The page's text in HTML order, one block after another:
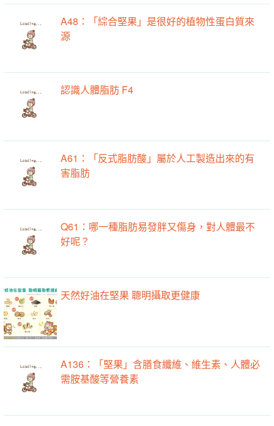
A48：「綜合堅果」是很好的植物性蛋白質來
源
認識人體脂肪 F4
A61：「反式脂肪酸」屬於人工製造出來的有
害脂肪
Q61：哪一種脂肪易發胖又傷身，對人體最不
好呢？
天然好油在堅果 聰明攝取更健康
A136：「堅果」含膳食纖維、維生素、人體必
需胺基酸等營養素